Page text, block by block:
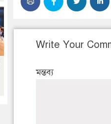
Write Your
মন্তব্য